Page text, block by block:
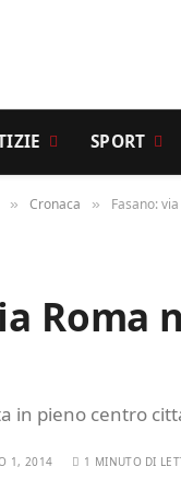
SPORT
» Cronaca » Fasano:
Roma
in pieno centro
1, 2014 1 MINUTO DI